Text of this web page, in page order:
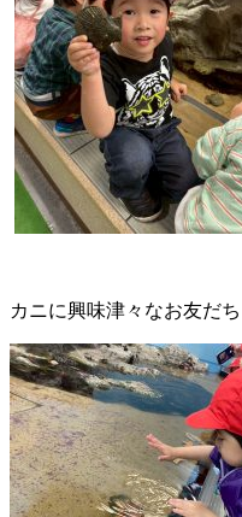
カニに興味津々なお友だ